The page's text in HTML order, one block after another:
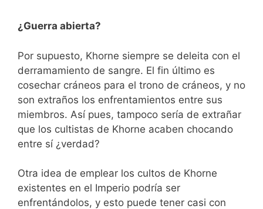
¿Guerra abierta?
Por supuesto, Khorne siempre se deleita con el
derramamiento de sangre. El fin último es
cosechar cráneos para el trono de cráneos, y no
son extraños los enfrentamientos entre sus
miembros. Así pues, tampoco sería de extrañar
que los cultistas de Khorne acaben chocando
entre sí ¿verdad?
Otra idea de emplear los cultos de Khorne
existentes en el Imperio podría ser
enfrentándolos, y esto puede tener casi con